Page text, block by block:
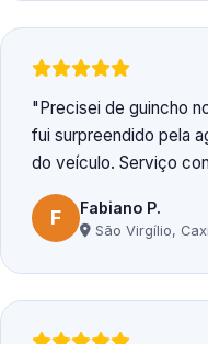
Precisei de guincho
fui surpreendido pela
do veículo. Serviço
F Fabiano P.
São Virgílio,